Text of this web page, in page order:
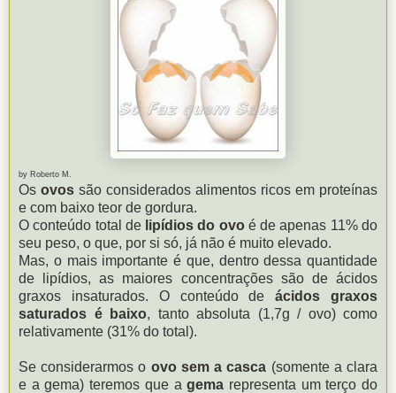
by Roberto M.
Os ovos são considerados alimentos ricos em proteínas
e com baixo teor de gordura.
O conteúdo total de lipídios do ovoé de apenas 11% do
seu peso, o que, por si só, já não é muito elevado.
Mas, o mais importante é que, dentro dessa quantidade
de lipídios, as maiores concentrações são de ácidos
graxos insaturados. O conteúdo deácidos graxos
saturados é baixo, tanto absoluta (1,7g / ovo) como
relativamente (31% do total).
Se considerarmos o ovo sem a casca (somente a clara
e a gema) teremos que agema representa um terço do